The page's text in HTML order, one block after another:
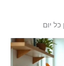
יום